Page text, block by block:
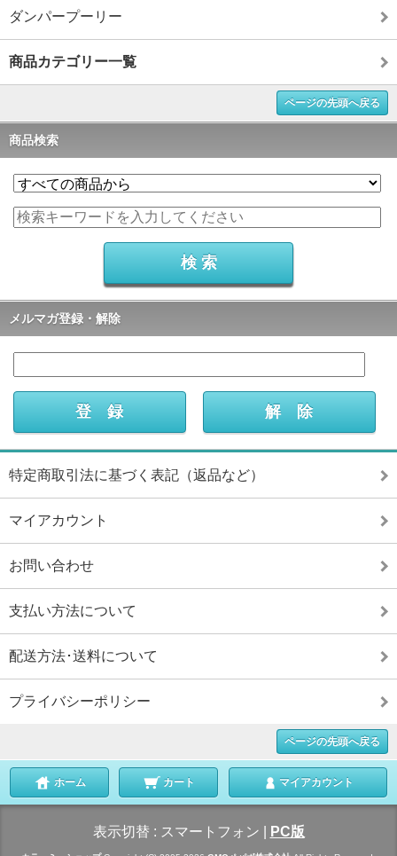
ダンパープーリー
商品カテゴリー一覧
ページの先頭へ戻る
商品検索
メルマガ登録・解除
特定商取引法に基づく表記（返品など）
マイアカウント
お問い合わせ
支払い方法について
配送方法･送料について
プライバシーポリシー
ページの先頭へ戻る
ホーム カート マイアカウント
表示切替 : スマートフォン PC版